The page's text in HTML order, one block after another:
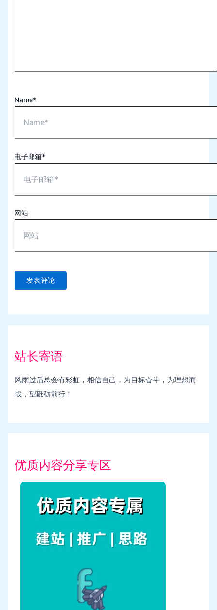
Name*
电子邮箱*
网站
站长寄语
风雨过后总会有彩虹，相信自己，为目标奋斗，为理想而
战，望砥砺前行！
优质内容分享专区